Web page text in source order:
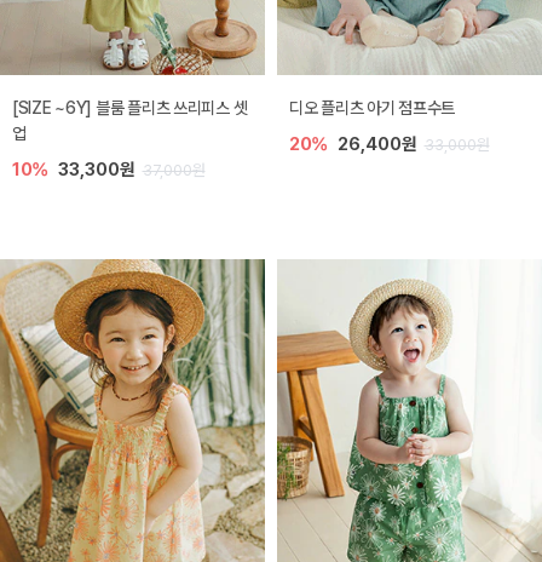
[SIZE ~6Y] 블룸 플리츠 쓰리피스 셋
업
10% 33,300원 37,000원
디오 플리츠 아기 점프수트
20% 26,400원 33,000원